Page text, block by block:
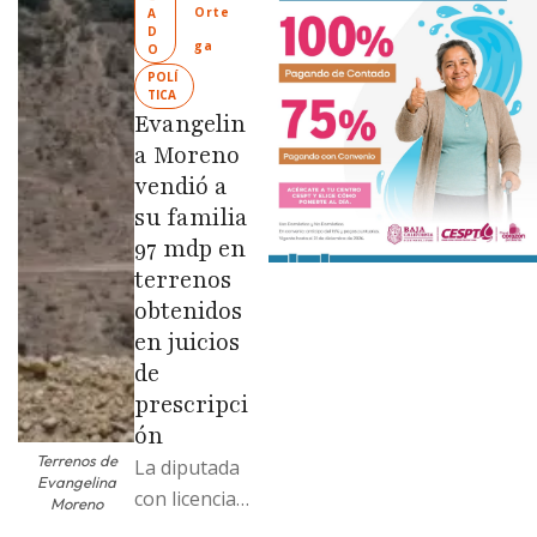
Limpia” en
colonias de
las …
Terrenos de
Evangelina
Moreno
A
D
O
POLÍ
TICA
Orte
ga
Evangelin
a Moreno
vendió a
su familia
97 mdp en
terrenos
obtenidos
en juicios
de
prescripci
ón
La diputada
con licencia